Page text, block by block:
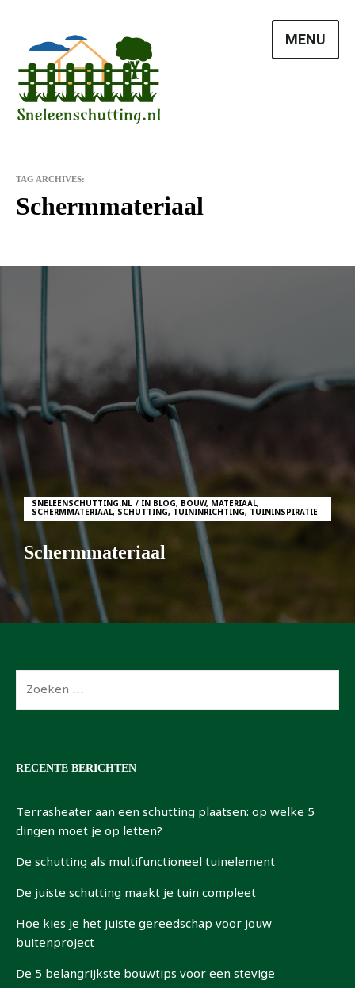
content
MENU
TAG ARCHIVES:
Schermmateriaal
SNELEENSCHUTTING.NL IN BLOG, BOUW, MATERIAAL,
SCHERMMATERIAAL, SCHUTTING, TUININRICHTING, TUININSPIRATIE
Schermmateriaal
naar:
RECENTE BERICHTEN
Terrasheater aan een schutting plaatsen: op welke 5
dingen moet je op letten?
De schutting als multifunctioneel tuinelement
De juiste schutting maakt je tuin compleet
Hoe kies je het juiste gereedschap voor jouw
buitenproject
De 5 belangrijkste bouwtips voor een stevige